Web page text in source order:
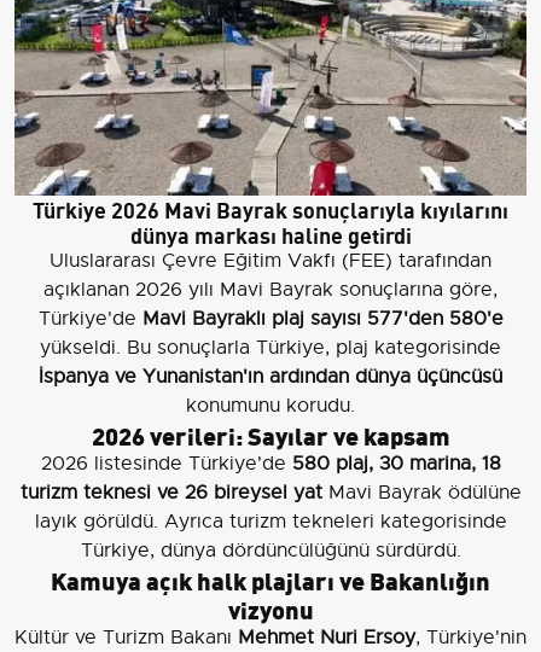
Türkiye 2026 Mavi Bayrak sonuçlarıyla kıyılarını
dünya markası haline getirdi
Uluslararası Çevre Eğitim Vakfı (FEE) tarafından
açıklanan 2026 yılı Mavi Bayrak sonuçlarına göre,
Türkiye'de Mavi Bayraklı plaj sayısı 577'den 580'e
yükseldi. Bu sonuçlarla Türkiye, plaj kategorisinde
İspanya ve Yunanistan'ın ardından dünya üçüncüsü
konumunu korudu.
2026 verileri: Sayılar ve kapsam
2026 listesinde Türkiye'de 580 plaj, 30 marina, 18
turizm teknesi ve 26 bireysel yatMavi Bayrak ödülüne
layık görüldü. Ayrıca turizm tekneleri kategorisinde
Türkiye, dünya dördüncülüğünü sürdürdü.
Kamuya açık halk plajları ve Bakanlığın
vizyonu
Kültür ve Turizm Bakanı Mehmet Nuri Ersoy, Türkiye'nin